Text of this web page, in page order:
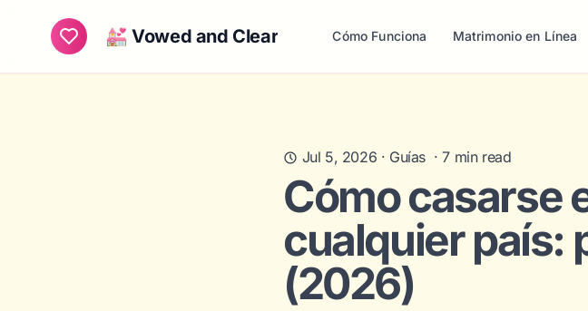
💒 Vowed and Clear Cómo Funciona Matrimonio en Línea
Jul 5, 2026 · Guías ·7 min read
Cómo casarse
cualquier país:
(2026)